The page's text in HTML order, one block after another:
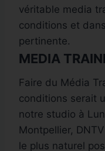
véritable media
conditions et
pertinente.
MEDIA
Faire du Média
conditions serait
notre studio à
Montpellier,
le plus naturel